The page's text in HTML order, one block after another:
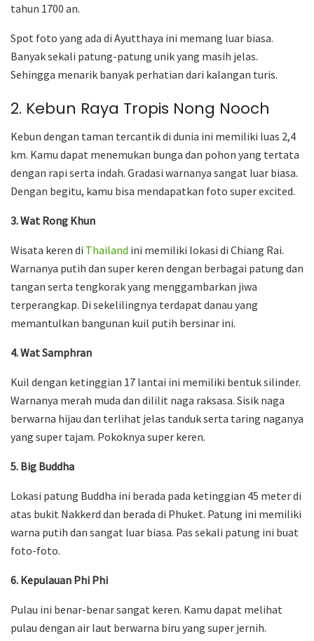
tahun 1700 an.
Spot foto yang ada di Ayutthaya ini memang luar biasa.
Banyak sekali patung-patung unik yang masih jelas.
Sehingga menarik banyak perhatian dari kalangan turis.
2. Kebun Raya Tropis Nong Nooch
Kebun dengan taman tercantik di dunia ini memiliki luas 2,4
km. Kamu dapat menemukan bunga dan pohon yang tertata
dengan rapi serta indah. Gradasi warnanya sangat luar biasa.
Dengan begitu, kamu bisa mendapatkan foto super excited.
3. Wat Rong Khun
Wisata keren di Thailand ini memiliki lokasi di Chiang Rai.
Warnanya putih dan super keren dengan berbagai patung dan
tangan serta tengkorak yang menggambarkan jiwa
terperangkap. Di sekelilingnya terdapat danau yang
memantulkan bangunan kuil putih bersinar ini.
4. Wat Samphran
Kuil dengan ketinggian 17 lantai ini memiliki bentuk silinder.
Warnanya merah muda dan dililit naga raksasa. Sisik naga
berwarna hijau dan terlihat jelas tanduk serta taring naganya
yang super tajam. Pokoknya super keren.
5. Big Buddha
Lokasi patung Buddha ini berada pada ketinggian 45 meter di
atas bukit Nakkerd dan berada di Phuket. Patung ini memiliki
warna putih dan sangat luar biasa. Pas sekali patung ini buat
foto-foto.
6. Kepulauan Phi Phi
Pulau ini benar-benar sangat keren. Kamu dapat melihat
pulau dengan air laut berwarna biru yang super jernih.